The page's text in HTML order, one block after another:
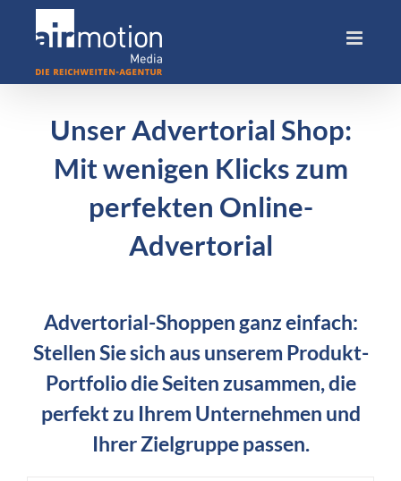
Unser Advertorial Shop:
Mit wenigen Klicks zum
perfekten Online-
Advertorial
Advertorial-Shoppen ganz einfach:
Stellen Sie sich aus unserem Produkt-
Portfolio die Seiten zusammen, die
perfekt zu Ihrem Unternehmen und
Ihrer Zielgruppe passen.